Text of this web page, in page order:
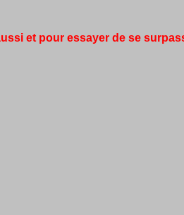
et pour essayer de se